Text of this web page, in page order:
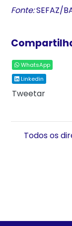
Fonte:SEFAZ/
WhatsApp
Linkedin
Tweetar
Todos os